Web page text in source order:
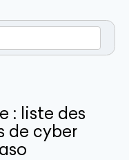
: liste des
de cyber